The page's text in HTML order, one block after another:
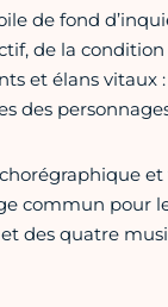
de fond
de la condition
et élans vitaux
des
commun pour
des quatre